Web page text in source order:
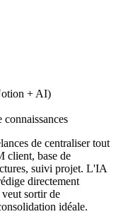
+ AI)
connaissances
de centraliser tout
client, base de
suivi projet. L'IA
directement
sortir de
idéale.